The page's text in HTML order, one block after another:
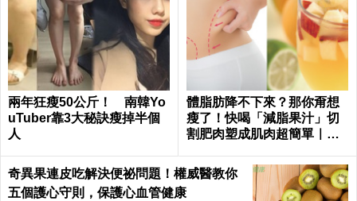
兩年狂瘦50公斤！ 南韓Yo
uTuber靠3大秘訣瘦掉半個
人
體脂肪降不下來？那你甭想
瘦了！快喝「減脂果汁」切
割肥肉塑成肌肉超簡單｜每
奇異果連皮吃解決便祕問題！權威醫教你
五個護心守則，保護心血管健康